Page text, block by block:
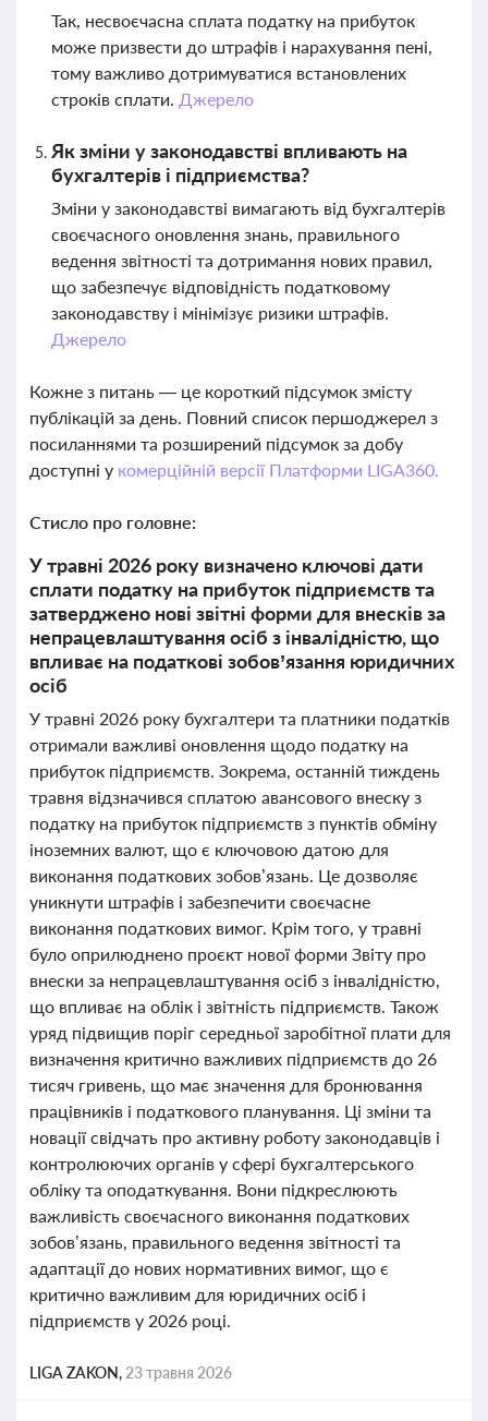
Так, несвоєчасна сплата податку на прибуток
може призвести до штрафів і нарахування пені,
тому важливо дотримуватися встановлених
строків сплати. Джерело
Як зміни у законодавстві впливають на
бухгалтерів і підприємства?
Зміни у законодавстві вимагають від бухгалтерів
своєчасного оновлення знань, правильного
ведення звітності та дотримання нових правил,
що забезпечує відповідність податковому
законодавству і мінімізує ризики штрафів.
Джерело
Кожне з питань — це короткий підсумок змісту
публікацій за день. Повний список першоджерел з
посиланнями та розширений підсумок за добу
доступні у комерційній версії Платформи LIGA360.
Стисло про головне:
У травні 2026 року визначено ключові дати
сплати податку на прибуток підприємств та
затверджено нові звітні форми для внесків за
непрацевлаштування осіб з інвалідністю, що
впливає на податкові зобов’язання юридичних
осіб
У травні 2026 року бухгалтери та платники податків
отримали важливі оновлення щодо податку на
прибуток підприємств. Зокрема, останній тиждень
травня відзначився сплатою авансового внеску з
податку на прибуток підприємств з пунктів обміну
іноземних валют, що є ключовою датою для
виконання податкових зобов’язань. Це дозволяє
уникнути штрафів і забезпечити своєчасне
виконання податкових вимог. Крім того, у травні
було оприлюднено проєкт нової форми Звіту про
внески за непрацевлаштування осіб з інвалідністю,
що впливає на облік і звітність підприємств. Також
уряд підвищив поріг середньої заробітної плати для
визначення критично важливих підприємств до 26
тисяч гривень, що має значення для бронювання
працівників і податкового планування. Ці зміни та
новації свідчать про активну роботу законодавців і
контролюючих органів у сфері бухгалтерського
обліку та оподаткування. Вони підкреслюють
важливість своєчасного виконання податкових
зобов’язань, правильного ведення звітності та
адаптації до нових нормативних вимог, що є
критично важливим для юридичних осіб і
підприємств у 2026 році.
LIGA ZAKON, 23 травня 2026